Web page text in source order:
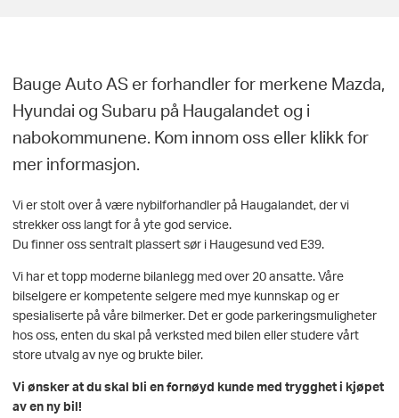
Bauge Auto AS er forhandler for merkene Mazda,
Hyundai og Subaru på Haugalandet og i
nabokommunene. Kom innom oss eller klikk for
mer informasjon.
Vi er stolt over å være nybilforhandler på Haugalandet, der vi
strekker oss langt for å yte god service.
Du finner oss sentralt plassert sør i Haugesund ved E39.
Vi har et topp moderne bilanlegg med over 20 ansatte. Våre
bilselgere er kompetente selgere med mye kunnskap og er
spesialiserte på våre bilmerker. Det er gode parkerings­muligheter
hos oss, enten du skal på verksted med bilen eller studere vårt
store utvalg av nye og brukte biler.
Vi ønsker at du skal bli en fornøyd kunde med trygghet i kjøpet
av en ny bil!